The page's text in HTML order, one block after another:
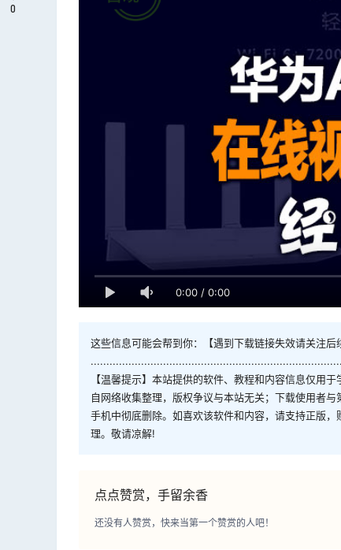
0:00 / 0:00
这些信息可能会帮到你：【遇到下载链接失效请关注后
【温馨提示】本站提供的软件、教程和内容信息仅用
自网络收集整理，版权争议与本站无关；下载使用者
手机中彻底删除。如喜欢该软件和内容，请支持正版
理。敬请凉解!
点点赞赏，手留余香
还没有人赞赏，快来当第一个赞赏的人吧！
0